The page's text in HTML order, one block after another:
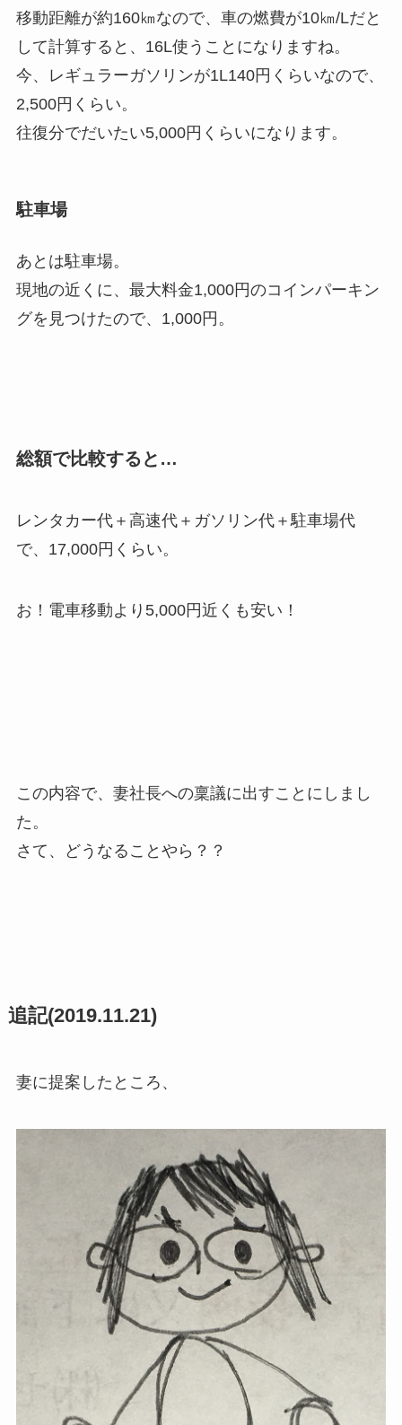
移動距離が約160㎞なので、車の燃費が10㎞/Lだと
して計算すると、16L使うことになりますね。
今、レギュラーガソリンが1L140円くらいなので、
2,500円くらい。
往復分でだいたい5,000円くらいになります。
駐車場
あとは駐車場。
現地の近くに、最大料金1,000円のコインパーキン
グを見つけたので、1,000円。
総額で比較すると…
レンタカー代＋高速代＋ガソリン代＋駐車場代
で、17,000円くらい。
お！電車移動より5,000円近くも安い！
この内容で、妻社長への稟議に出すことにしまし
た。
さて、どうなることやら？？
追記(2019.11.21)
妻に提案したところ、